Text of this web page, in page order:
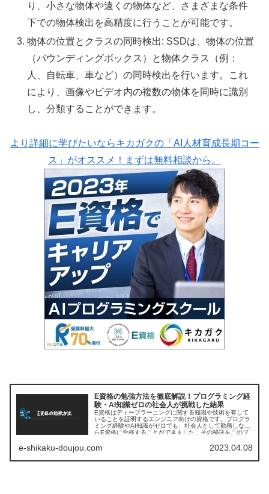
り、小さな物体や遠くの物体など、さまざまな条件
下での物体検出を高精度に行うことが可能です。
物体の位置とクラスの同時検出: SSDは、物体の位置
（バウンディングボックス）と物体クラス（例：
人、自転車、車など）の同時検出を行います。これ
により、画像やビデオ内の複数の物体を同時に識別
し、分類することができます。
より詳細に学びたいならキカガクの「AI人材育成長期コー
ス」がオススメ！まずは無料相談から。
E資格の勉強方法を徹底解説！プログラミング経
験・AI知識ゼロの社会人が挑戦した結果
E資格はディープラーニングに関する知識や技術を有して
いることを証明するエンジニア向けの資格です。プログラ
ミング経験やAI知識がゼロでも、社会人として勤務しなが
らE資格に合格することができました。その秘訣をこのブ
e-shikaku-doujou.com 2023.04.08